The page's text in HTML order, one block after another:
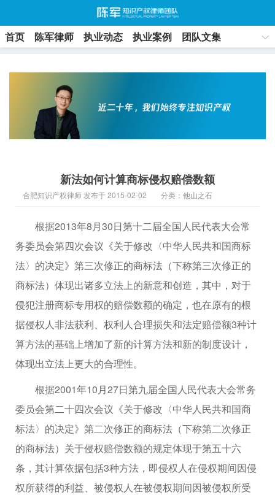
首页 陈军律师 执业动态 执业案例
团队文集
新法如何计算商标侵权赔偿数额
合肥知识产权律师 发布于 2015-02-02 分类： 他山之石
根据2013年8月30日第十二届全国人民代表大会常
务委员会第四次会议《关于修改〈中华人民共和国商标
法〉的决定》第三次修正的商标法（下称第三次修正的
商标法）体现出诸多立法上的新意和创造，其中，对于
侵犯注册商标专用权的赔偿数额的确定，也在原有的根
据侵权人非法获利、权利人合理损失和法定赔偿额3种计
算方法的基础上增加了新的计算方法和新的制度设计，
体现出立法上更大的合理性。
根据2001年10月27日第九届全国人民代表大会常务
委员会第二十四次会议《关于修改〈中华人民共和国商
标法〉的决定》第二次修正的商标法（下称第二次修正
的商标法）关于侵权赔偿数额的规定体现于第五十六
条，其计算依据包括3种方法，即侵权人在侵权期间因侵
权所获得的利益、被侵权人在被侵权期间因被侵权所受